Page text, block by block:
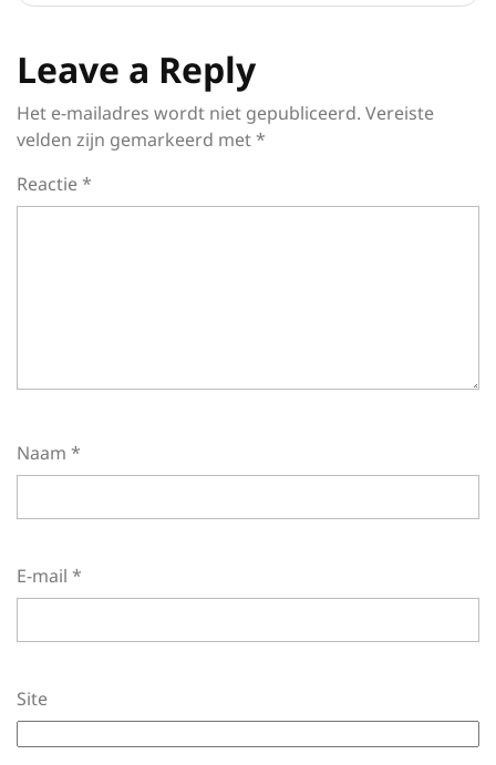
Leave a Reply
Het e-mailadres wordt niet gepubliceerd. Vereiste
velden zijn gemarkeerd met*
Reactie*
Naam *
E-mail *
Site